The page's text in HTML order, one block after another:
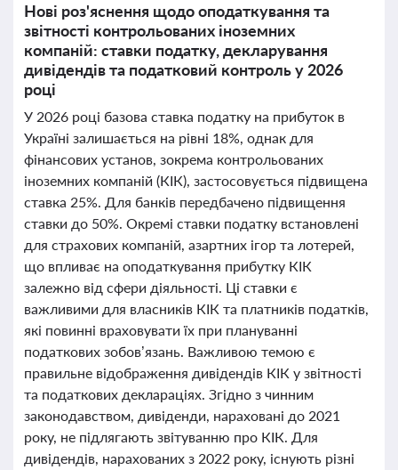
Нові роз'яснення щодо оподаткування та
звітності контрольованих іноземних
компаній: ставки податку, декларування
дивідендів та податковий контроль у 2026
році
У 2026 році базова ставка податку на прибуток в
Україні залишається на рівні 18%, однак для
фінансових установ, зокрема контрольованих
іноземних компаній (КІК), застосовується підвищена
ставка 25%. Для банків передбачено підвищення
ставки до 50%. Окремі ставки податку встановлені
для страхових компаній, азартних ігор та лотерей,
що впливає на оподаткування прибутку КІК
залежно від сфери діяльності. Ці ставки є
важливими для власників КІК та платників податків,
які повинні враховувати їх при плануванні
податкових зобов’язань. Важливою темою є
правильне відображення дивідендів КІК у звітності
та податкових деклараціях. Згідно з чинним
законодавством, дивіденди, нараховані до 2021
року, не підлягають звітуванню про КІК. Для
дивідендів, нарахованих з 2022 року, існують різні